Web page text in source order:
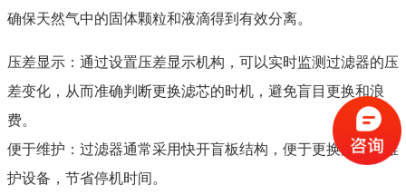
确保天然气中的固体颗粒和液滴得到有效分离。
压差显示：通过设置压差显示机构，可以实时监测过滤器的压
差变化，从而准确判断更换滤芯的时机，避免盲目更换和浪
费。
便于维护：过滤器通常采用快开盲板结构，便于更换滤芯或维
护设备，节省停机时间。